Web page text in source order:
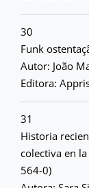
30
Funk
Autor: João
Editora:
31
Historia
colectiva en
564-0)